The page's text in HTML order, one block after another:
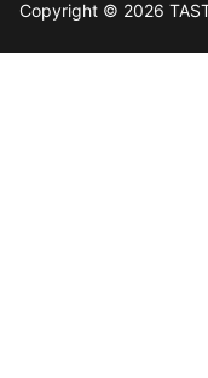
Copyright © 2026